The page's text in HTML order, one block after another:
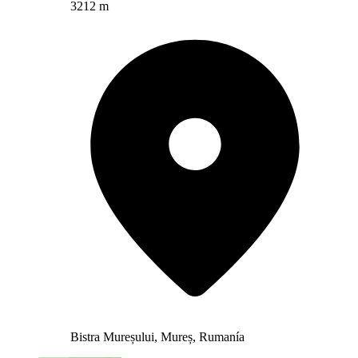
3212 m
Bistra Mureșului, Mureș, Rumanía